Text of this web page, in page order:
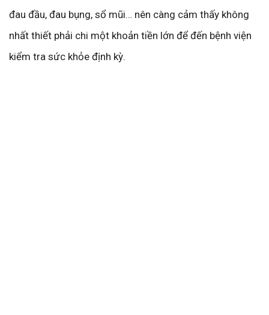
đau đầu, đau bụng, sổ mũi… nên càng cảm thấy không
nhất thiết phải chi một khoản tiền lớn để đến bệnh viện
kiểm tra sức khỏe định kỳ.